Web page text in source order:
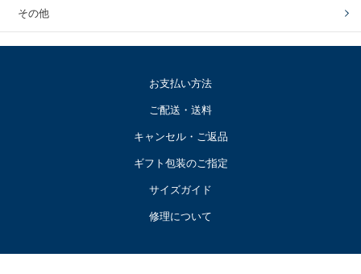
その他
お支払い方法
ご配送・送料
キャンセル・ご返品
ギフト包装のご指定
サイズガイド
修理について